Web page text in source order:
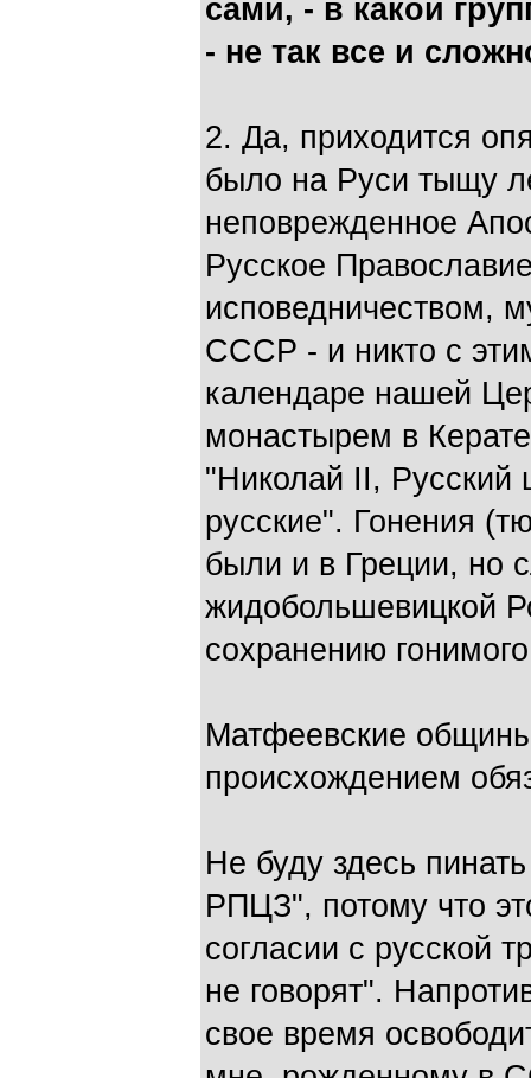
сами, - в какой
- не так все и
2. Да, приходится
было на Руси тыщу
неповрежденное
Русское
исповедничеством,
СССР - и никто с
календаре нашей
монастырем в
"Николай II, Русский
русские". Гонения
были и в Греции, но
жидобольшевицкой
сохранению
Матфеевские
происхождением
Не буду здесь
РПЦЗ", потому что
согласии с русской
не говорят".
свое время